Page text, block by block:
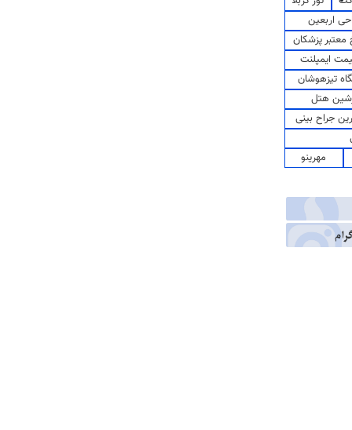
اربعین
پزشکان
ایمپلنت
تیزهوشان
هتل
جراح بینی
مهرینو